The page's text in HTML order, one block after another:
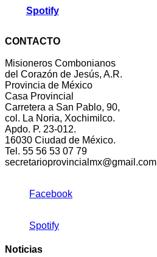
Spotify
CONTACTO
Misioneros Combonianos
del Corazón de Jesús, A.R.
Provincia de México
Casa Provincial
Carretera a San Pablo, 90,
col. La Noria, Xochimilco.
Apdo. P. 23-012.
16030 Ciudad de México.
Tel. 55 56 53 07 79
secretarioprovincialmx@gmail.com
Facebook
Spotify
Noticias